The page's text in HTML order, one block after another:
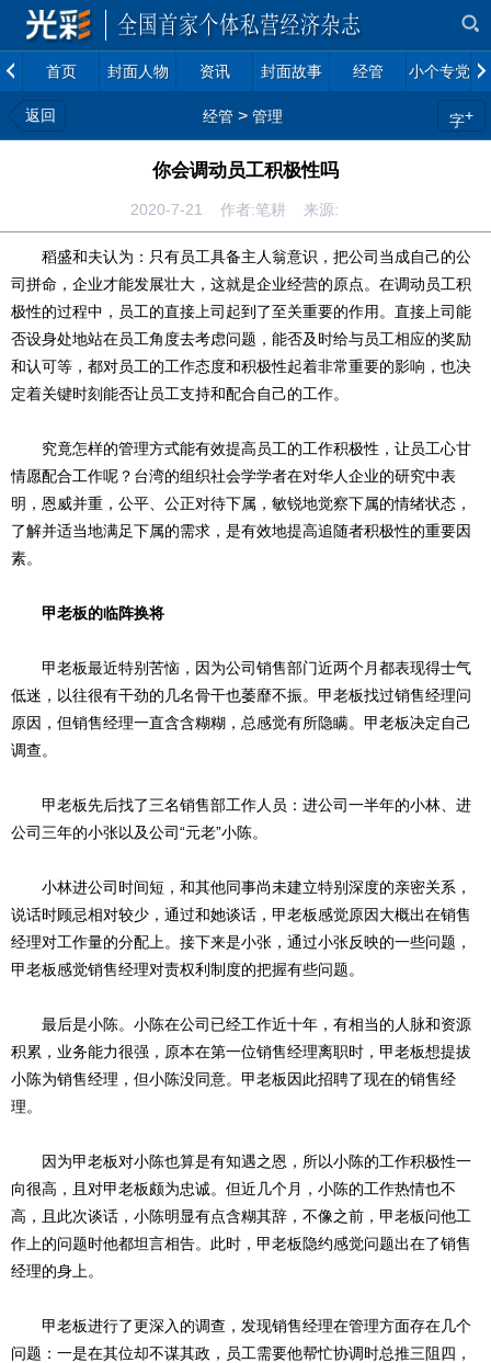
首页 封面人物 资讯 封面故事 经管 小个专党建
返回 经管 > 管理 字+
你会调动员工积极性吗
2020-7-21 作者:笔耕 来源:
稻盛和夫认为：只有员工具备主人翁意识，把公司当成自己的公
司拼命，企业才能发展壮大，这就是企业经营的原点。在调动员工积
极性的过程中，员工的直接上司起到了至关重要的作用。直接上司能
否设身处地站在员工角度去考虑问题，能否及时给与员工相应的奖励
和认可等，都对员工的工作态度和积极性起着非常重要的影响，也决
定着关键时刻能否让员工支持和配合自己的工作。
究竟怎样的管理方式能有效提高员工的工作积极性，让员工心甘
情愿配合工作呢？台湾的组织社会学学者在对华人企业的研究中表
明，恩威并重，公平、公正对待下属，敏锐地觉察下属的情绪状态，
了解并适当地满足下属的需求，是有效地提高追随者积极性的重要因
素。
甲老板的临阵换将
甲老板最近特别苦恼，因为公司销售部门近两个月都表现得士气
低迷，以往很有干劲的几名骨干也萎靡不振。甲老板找过销售经理问
原因，但销售经理一直含含糊糊，总感觉有所隐瞒。甲老板决定自己
调查。
甲老板先后找了三名销售部工作人员：进公司一半年的小林、进
公司三年的小张以及公司“元老”小陈。
小林进公司时间短，和其他同事尚未建立特别深度的亲密关系，
说话时顾忌相对较少，通过和她谈话，甲老板感觉原因大概出在销售
经理对工作量的分配上。接下来是小张，通过小张反映的一些问题，
甲老板感觉销售经理对责权利制度的把握有些问题。
最后是小陈。小陈在公司已经工作近十年，有相当的人脉和资源
积累，业务能力很强，原本在第一位销售经理离职时，甲老板想提拔
小陈为销售经理，但小陈没同意。甲老板因此招聘了现在的销售经
理。
因为甲老板对小陈也算是有知遇之恩，所以小陈的工作积极性一
向很高，且对甲老板颇为忠诚。但近几个月，小陈的工作热情也不
高，且此次谈话，小陈明显有点含糊其辞，不像之前，甲老板问他工
作上的问题时他都坦言相告。此时，甲老板隐约感觉问题出在了销售
经理的身上。
甲老板进行了更深入的调查，发现销售经理在管理方面存在几个
问题：一是在其位却不谋其政，员工需要他帮忙协调时总推三阻四，